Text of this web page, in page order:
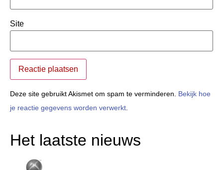
Site
Deze site gebruikt Akismet om spam te verminderen. Bekijk hoe
je reactie gegevens worden verwerkt.
Het laatste nieuws